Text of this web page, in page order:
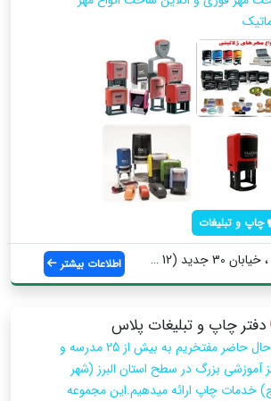
چاپ و تبلیغات
(12 قد... اطلاعات بیشتر
دفتر چاپ و تبلیغات پلاس
در حال حاضر مفتخریم به بیش از 25 مدرسه و
آموزشی بزرگ در سطح استان البرز (شهر
خدمات چاپ ارائه میدهیم.این مجموعه